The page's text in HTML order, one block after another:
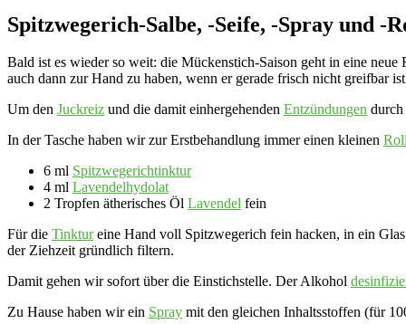
Spitzwegerich-Salbe, -Seife, -Spray und -
Bald ist es wieder so weit: die Mückenstich-Saison geht in eine
auch dann zur Hand zu haben, wenn er gerade frisch nicht greifbar
Um den Juckreiz und die damit einhergehenden Entzündungen
In der Tasche haben wir zur Erstbehandlung immer einen kleinen
6 ml Spitzwegerichtinktur
4 ml Lavendelhydolat
2 Tropfen ätherisches Öl Lavendel fein
Für die Tinktureine Hand voll Spitzwegerich fein hacken, in ein
der Ziehzeit gründlich filtern.
Damit gehen wir sofort über die Einstichstelle. Der Alkohol
Zu Hause haben wir ein Spray mit den gleichen Inhaltsstoffen (für